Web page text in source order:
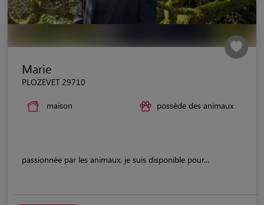
Marie
PLOZEVET 29710
maison possède des animaux
passionnée par les animaux, je suis disponible pour...